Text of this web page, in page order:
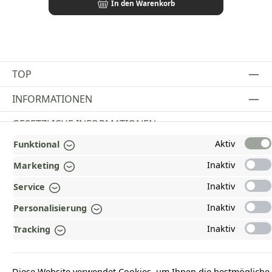
In den Warenkorb
TOP
Vertrag widerrufen
INFORMATIONEN
GESETZLICHE INFORMATIONEN
ZAHLUNGS- UND VERSANDARTEN
AUSGEZEICHNET UND ZERTIFIZIERT!
UNSERE COMMUNITIES
Funktional
Aktiv
Marketing
Inaktiv
Service
Inaktiv
Personalisierung
Inaktiv
Tracking
Inaktiv